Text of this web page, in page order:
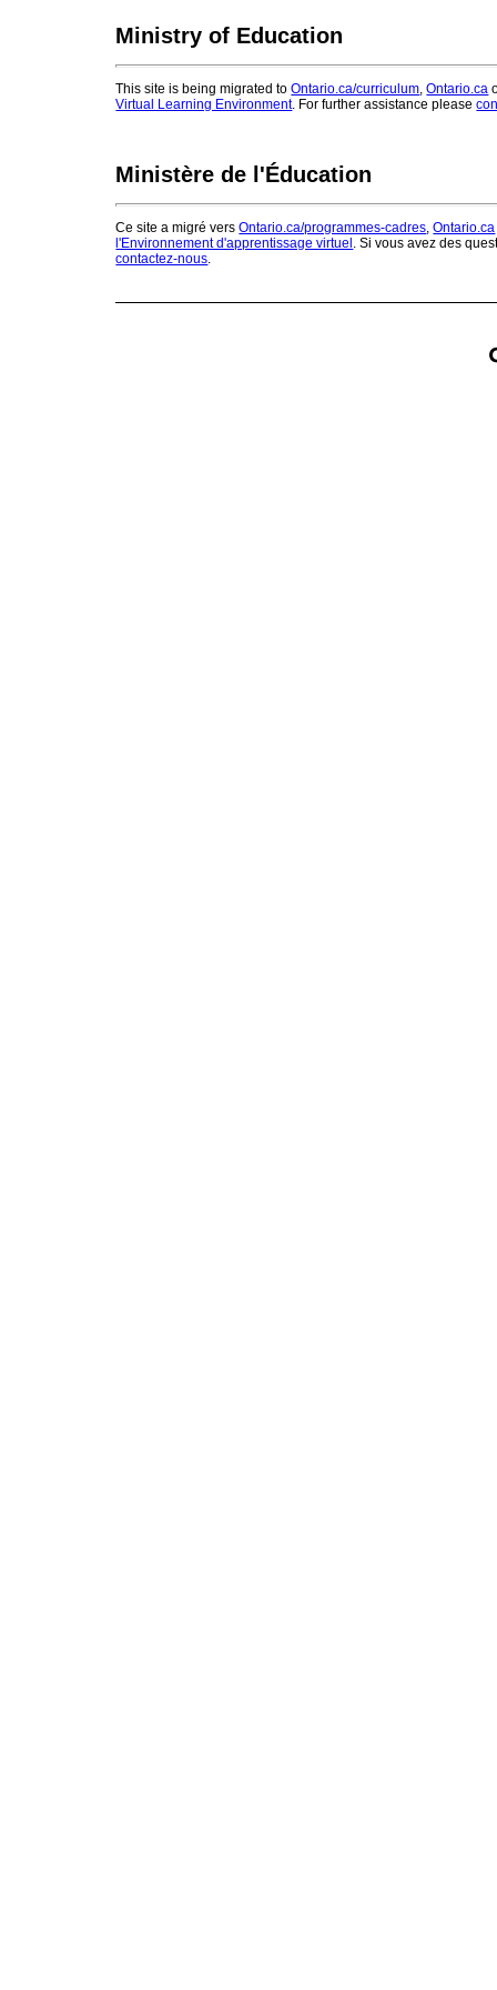
Ministry of Education
This site is being migrated toOntario.ca/curriculum ,Ontario.ca
Virtual Learning Environment. For further assistance please
Ministère de l'Éducation
Ce site a migré versOntario.ca/programmes-cadres ,Ontario.ca
l'Environnement d'apprentissage virtuel . Si vous avez des
contactez-nous